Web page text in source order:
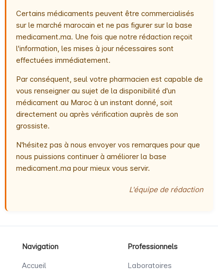
Certains médicaments peuvent être commercialisés
sur le marché marocain et ne pas figurer sur la base
medicament.ma. Une fois que notre rédaction reçoit
l'information, les mises à jour nécessaires sont
effectuées immédiatement.
Par conséquent, seul votre pharmacien est capable de
vous renseigner au sujet de la disponibilité d'un
médicament au Maroc à un instant donné, soit
directement ou après vérification auprès de son
grossiste.
N'hésitez pas à nous envoyer vos remarques pour que
nous puissions continuer à améliorer la base
medicament.ma pour mieux vous servir.
L'équipe de rédaction
Navigation
Accueil
Professionnels
Laboratoires